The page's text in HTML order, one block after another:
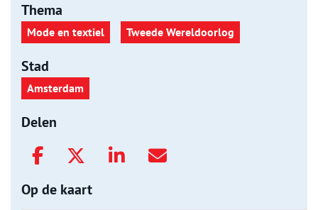
Thema
Mode en textiel Tweede Wereldoorlog
Stad
Amsterdam
Delen
Op de kaart